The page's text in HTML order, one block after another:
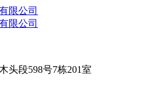
头段598号7栋201室